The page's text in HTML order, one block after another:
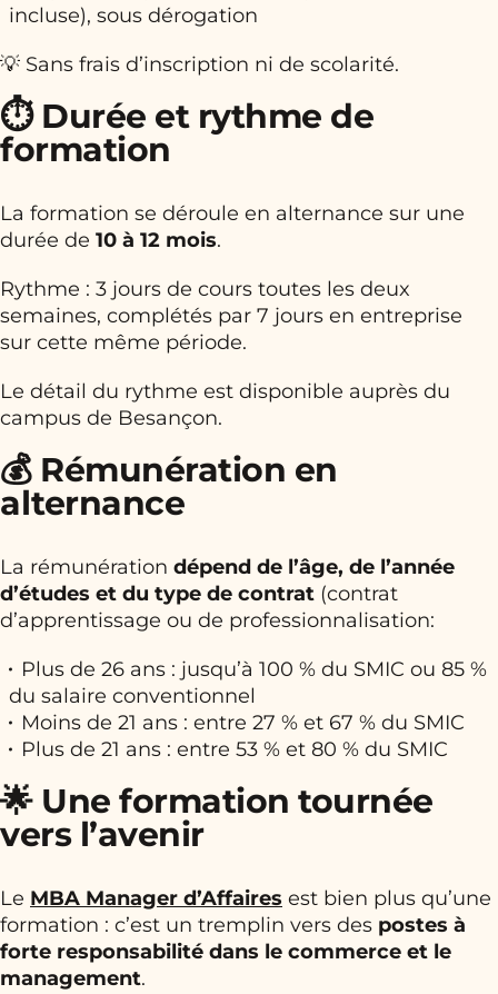
incluse), sous dérogation
💡 Sans frais d’inscription ni de scolarité.
⏱️ Durée et rythme de
formation
La formation se déroule en alternance sur une
durée de 10 à 12 mois.
Rythme : 3 jours de cours toutes les deux
semaines, complétés par 7 jours en entreprise
sur cette même période.
Le détail du rythme est disponible auprès du
campus de Besançon.
💰 Rémunération en
alternance
La rémunération dépend de l’âge, de l’année
d’études et du type de contrat (contrat
d’apprentissage ou de professionnalisation:
Plus de 26 ans : jusqu’à 100 % du SMIC ou 85 %
du salaire conventionnel
Moins de 21 ans : entre 27 % et 67 % du SMIC
Plus de 21 ans : entre 53 % et 80 % du SMIC
🌟 Une formation tournée
vers l’avenir
Le MBA Manager d’Affaires est bien plus qu’une
formation : c’est un tremplin vers des postes à
forte responsabilité dans le commerce et le
management.